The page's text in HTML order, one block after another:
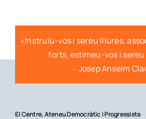
«Instruïu-vos i sereu lliures,
forts, estimeu-vos i
⏤ Josep Anselm
El Centre, Ateneu Democràtic i Progressista